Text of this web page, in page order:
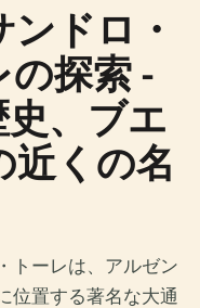
ドロ・
探索 -
、ブエ
近くの名
トーレは、アルゼン
位置する著名な大通